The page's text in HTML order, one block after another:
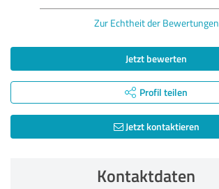
Zur Echtheit der Bewertungen
Jetzt bewerten
Profil teilen
Jetzt kontaktieren
Kontaktdaten